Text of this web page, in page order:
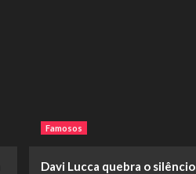
Famosos
Davi Lucca quebra o silêncio